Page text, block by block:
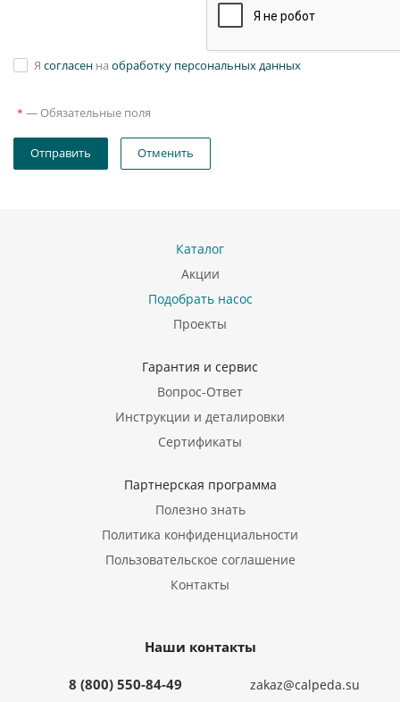
Я согласен на обработку персональных данных
* — Обязательные поля
Отправить Отменить
Каталог
Акции
Подобрать насос
Проекты
Гарантия и сервис
Вопрос-Ответ
Инструкции и деталировки
Сертификаты
Партнерская программа
Полезно знать
Политика конфиденциальности
Пользовательское соглашение
Контакты
Наши контакты
8 (800) 550-84-49 zakaz@calpeda.su